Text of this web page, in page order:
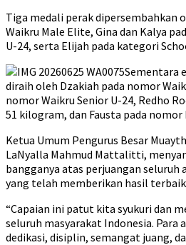
Tiga medali perak dipersembahkan
Waikru Male Elite, Gina dan Kalya
U-24, serta Elijah pada kategori
Sementara
diraih oleh Dzakiah pada nomor
nomor Waikru Senior U-24, Redho
51 kilogram, dan Fausta pada
Ketua Umum Pengurus Besar
LaNyalla Mahmud Mattalitti,
bangganya atas perjuangan
yang telah memberikan hasil
“Capaian ini patut kita syukuri dan
seluruh masyarakat Indonesia.
dedikasi, disiplin, semangat juang,